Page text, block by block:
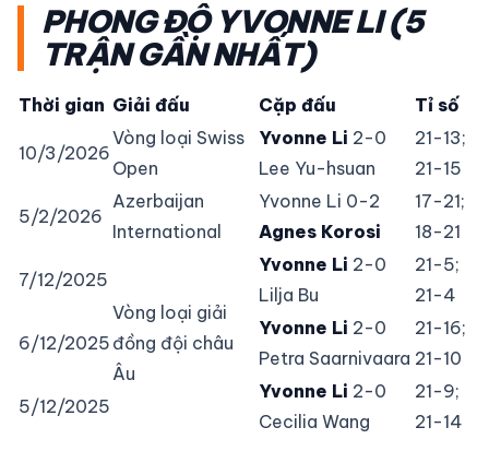
PHONG ĐỘ YVONNE LI (5
TRẬN GẦN NHẤT)
Thời gian Giải đấu Cặp đấu Tỉ số
10/3/2026
Vòng loại Swiss
Open
Yvonne Li 2-0
Lee Yu-hsuan
21-13;
21-15
5/2/2026
Azerbaijan
International
Yvonne Li 0-2
Agnes Korosi
17-21;
18-21
7/12/2025
Vòng loại giải
đồng đội châu
Âu
Yvonne Li 2-0
Lilja Bu
21-5;
21-4
6/12/2025
Yvonne Li 2-0
Petra Saarnivaara
21-16;
21-10
5/12/2025
Yvonne Li 2-0
Cecilia Wang
21-9;
21-14